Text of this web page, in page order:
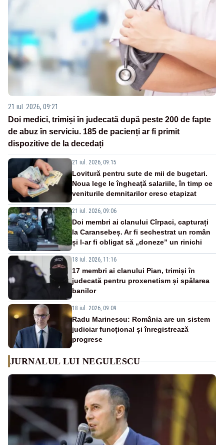
21 iul. 2026, 09:21
Doi medici, trimiși în judecată după peste 200 de fapte
de abuz în serviciu. 185 de pacienți ar fi primit
dispozitive de la decedați
21 iul. 2026, 09:15
Lovitură pentru sute de mii de bugetari.
Noua lege le îngheață salariile, în timp ce
veniturile demnitarilor cresc etapizat
21 iul. 2026, 09:06
Doi membri ai clanului Cîrpaci, capturați
la Caransebeș. Ar fi sechestrat un român
și l-ar fi obligat să „doneze” un rinichi
18 iul. 2026, 11:16
17 membri ai clanului Pian, trimiși în
judecată pentru proxenetism și spălarea
banilor
18 iul. 2026, 09:09
Radu Marinescu: România are un sistem
judiciar funcțional și înregistrează
progrese
JURNALUL LUI NEGULESCU